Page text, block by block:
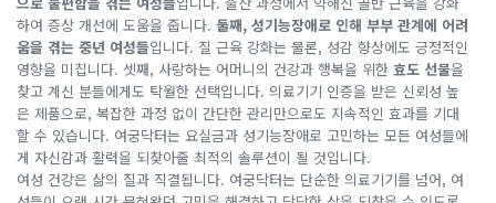
하여 증상 개선에 도움을 줍니다. 둘째, 성기능장애로 인해 부부 관계에 어려
움을 겪는 중년 여성들입니다. 질 근육 강화는 물론, 성감 향상에도 긍정적인
영향을 미칩니다. 셋째, 사랑하는 어머니의 건강과 행복을 위한 효도 선물을
찾고 계신 분들에게도 탁월한 선택입니다. 의료기기 인증을 받은 신뢰성 높
은 제품으로, 복잡한 과정 없이 간단한 관리만으로도 지속적인 효과를 기대
할 수 있습니다. 여궁닥터는 요실금과 성기능장애로 고민하는 모든 여성들에
게 자신감과 활력을 되찾아줄 최적의 솔루션이 될 것입니다.
여성 건강은 삶의 질과 직결됩니다. 여궁닥터는 단순한 의료기기를 넘어, 여